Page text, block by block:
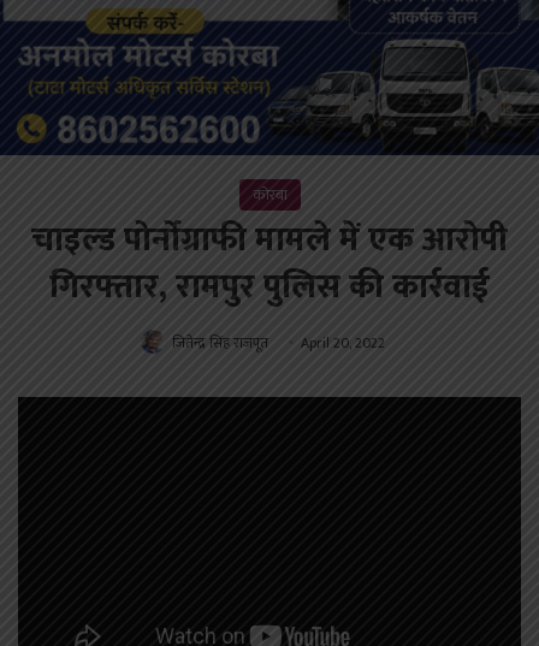
कोरबा
चाइल्ड पोर्नोग्राफी मामले में एक आरोपी
गिरफ्तार, रामपुर पुलिस की कार्रवाई
जितेन्द्र सिंह राजपूत April 20, 2022